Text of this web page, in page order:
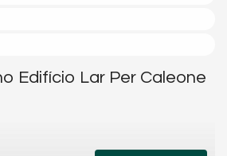
Edifício Lar Per Caleone